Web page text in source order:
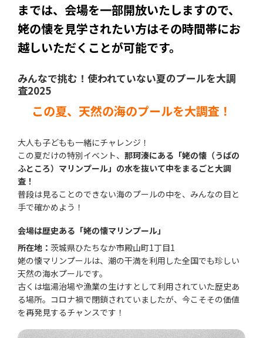
までは、会場を一部開放いたしますので、
姥の懐を見学されたい方はその時間帯にお
越しいただくことが可能です。
みんなで挑む！使われていない夏のプールを大調
査2025
この夏、天然の海のプールを大調査！
大人も子どもも一緒にチャレンジ！
この夏だけの特別イベント、 那珂湊にある「姥の懐（うばの
ふところ）マリンプール」の水を抜いて中をまるごと大調
査！
普段は見ることのできない海のプールの中を、みんなの目と
手で確かめよう！
会場は歴史ある「姥の懐マリンプール」
所在地： 茨城県ひたちなか市殿山町1丁目1
姥の懐マリンプールは、潮の干満を利用した全国でも珍しい
天然の海水プールです。
古くは塩湯治場や漁業の生けすとして利用されていた歴史あ
る場所。コロナ禍で閉鎖されていましたが、今こそその価値
を再発見するチャンスです！